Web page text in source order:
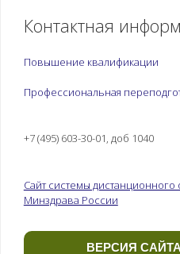
Контактная
Повышение квалификации
Профессиональная
+7 (495) 603-30-01, доб 1040
Сайт системы
Минздрава России
ВЕРСИЯ